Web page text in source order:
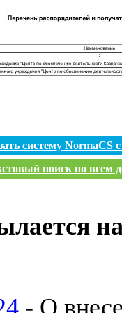
систему
поиск по всем
- О